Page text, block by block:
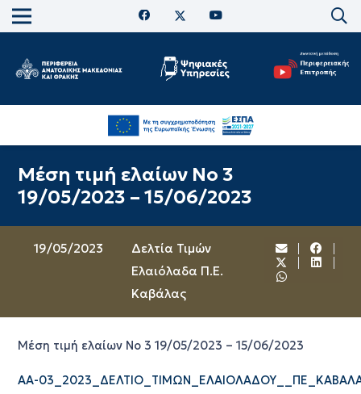
Μέση τιμή ελαίων Νο 3
19/05/2023 – 15/06/2023
19/05/2023
Δελτία Τιμών
Ελαιόλαδα Π.Ε.
Καβάλας
Μέση τιμή ελαίων Νο 3 19/05/2023 – 15/06/2023
ΑΑ-